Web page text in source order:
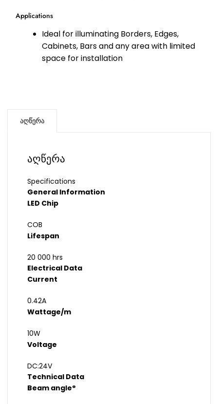
Applications
Ideal for illuminating Borders, Edges,
Cabinets, Bars and any area with limited
space for installation
აღწერა
აღწერა
Specifications
General Information
LED Chip
COB
Lifespan
20 000 hrs
Electrical Data
Current
0.42A
Wattage/m
10W
Voltage
DC:24V
Technical Data
Beam angle°